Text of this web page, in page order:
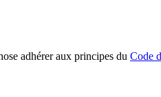
adhérer aux principes du Code